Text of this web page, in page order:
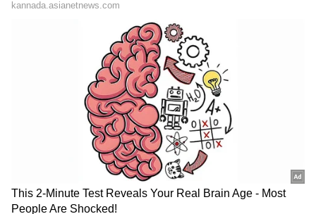
"ರಾಜಕೀಯ ಬೇಡ, ಸಿನಿಮಾನೇ ಪ್ರಾಣ":
ಕನಕೋತ್ಸವದಲ್ಲಿ ರಿಷಬ್ ಶೆಟ್ಟಿ | Rishab
Shetty speech | Suvarna News
ಶೇ.50 ರಿಂದ ಶೇ.18 ಕ್ಕೆ TAX ಇಳಿಕೆ: ಮೋದಿ-
ಟ್ರಂಪ್ ಐತಿಹಾಸಿಕ ಒಪ್ಪಂದ | India US
Trade Deal | Party Rounds